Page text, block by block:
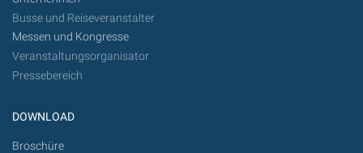
Busse und Reiseveranstalter
Messen und Kongresse
Veranstaltungsorganisator
Pressebereich
DOWNLOAD
Broschüre